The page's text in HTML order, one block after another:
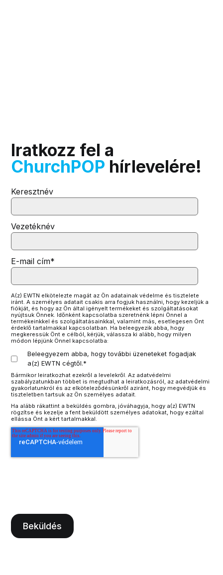
Iratkozz fel a
ChurchPOP hírlevelére!
Keresztnév
Vezetéknév
E-mail cím*
A(z) EWTN elkötelezte magát az Ön adatainak védelme és tisztelete
iránt. A személyes adatait csakis arra fogjuk használni, hogy kezeljük a
fiókját, és hogy az Ön által igényelt termékeket és szolgáltatásokat
nyújtsuk Önnek. Időnként kapcsolatba szeretnénk lépni Önnel a
termékeinkkel és szolgáltatásainkkal, valamint más, esetlegesen Önt
érdeklő tartalmakkal kapcsolatban. Ha beleegyezik abba, hogy
megkeressük Önt e célból, kérjük, válassza ki alább, hogy milyen
módon lépjünk Önnel kapcsolatba:
Beleegyezem abba, hogy további üzeneteket fogadjak
a(z) EWTN cégtől.*
Bármikor leiratkozhat ezekről a levelekről. Az adatvédelmi
szabályzatunkban többet is megtudhat a leiratkozásról, az adatvédelmi
gyakorlatunkról és az elköteleződésünkről aziránt, hogy megvédjük és
tiszteletben tartsuk az Ön személyes adatait.
Ha alább rákattint a beküldés gombra, jóváhagyja, hogy a(z) EWTN
rögzítse és kezelje a fent beküldött személyes adatokat, hogy ezáltal
ellássa Önt a kért tartalmakkal.